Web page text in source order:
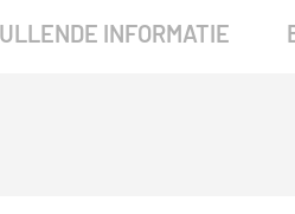
INFORMATIE